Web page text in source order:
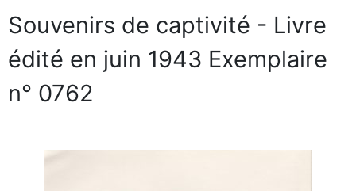
Souvenirs de captivité - Livre
édité en juin 1943 Exemplaire
n° 0762